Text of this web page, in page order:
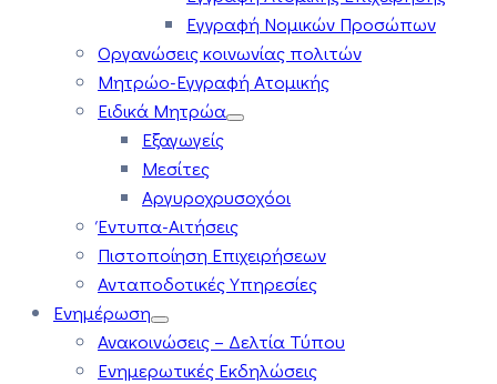
Εγγραφή Νομικών Προσώπων
Οργανώσεις κοινωνίας πολιτών
Μητρώο-Εγγραφή Ατομικής
Ειδικά Μητρώα
Εξαγωγείς
Μεσίτες
Αργυροχρυσοχόοι
Έντυπα-Αιτήσεις
Πιστοποίηση Επιχειρήσεων
Ανταποδοτικές Υπηρεσίες
Ενημέρωση
Ανακοινώσεις – Δελτία Τύπου
Ενημερωτικές Εκδηλώσεις